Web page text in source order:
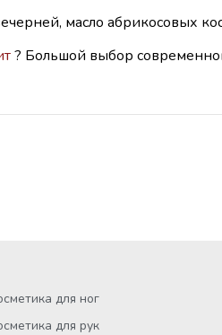
масло абрикосовых
? Большой выбор
для ног
для рук